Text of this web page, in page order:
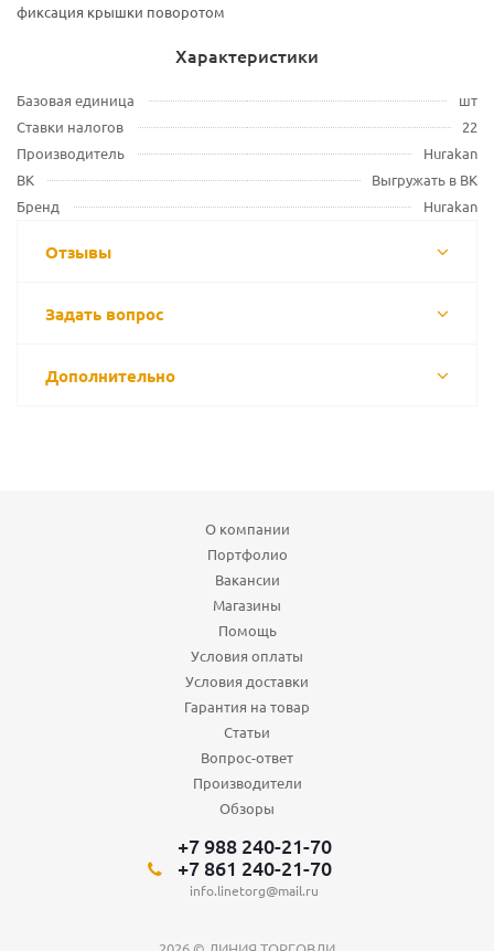
фиксация крышки поворотом
Характеристики
Базовая единица
шт
Ставки налогов
22
Производитель
Hurakan
ВК
Выгружать в ВК
Бренд
Hurakan
Отзывы
Задать вопрос
Дополнительно
О компании
Портфолио
Вакансии
Магазины
Помощь
Условия оплаты
Условия доставки
Гарантия на товар
Статьи
Вопрос-ответ
Производители
Обзоры
+7 988 240-21-70
+7 861 240-21-70
info.linetorg@mail.ru